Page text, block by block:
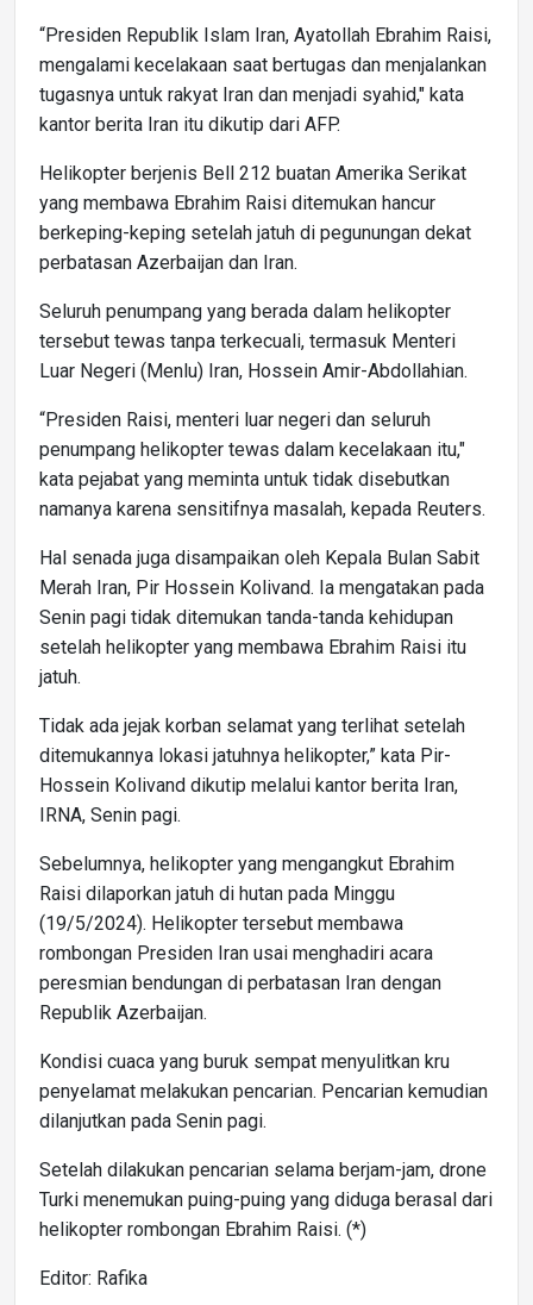
“Presiden Republik Islam Iran, Ayatollah Ebrahim Raisi,
mengalami kecelakaan saat bertugas dan menjalankan
tugasnya untuk rakyat Iran dan menjadi syahid," kata
kantor berita Iran itu dikutip dari AFP.
Helikopter berjenis Bell 212 buatan Amerika Serikat
yang membawa Ebrahim Raisi ditemukan hancur
berkeping-keping setelah jatuh di pegunungan dekat
perbatasan Azerbaijan dan Iran.
Seluruh penumpang yang berada dalam helikopter
tersebut tewas tanpa terkecuali, termasuk Menteri
Luar Negeri (Menlu) Iran, Hossein Amir-Abdollahian.
“Presiden Raisi, menteri luar negeri dan seluruh
penumpang helikopter tewas dalam kecelakaan itu,"
kata pejabat yang meminta untuk tidak disebutkan
namanya karena sensitifnya masalah, kepada Reuters.
Hal senada juga disampaikan oleh Kepala Bulan Sabit
Merah Iran, Pir Hossein Kolivand. Ia mengatakan pada
Senin pagi tidak ditemukan tanda-tanda kehidupan
setelah helikopter yang membawa Ebrahim Raisi itu
jatuh.
Tidak ada jejak korban selamat yang terlihat setelah
ditemukannya lokasi jatuhnya helikopter,” kata Pir-
Hossein Kolivand dikutip melalui kantor berita Iran,
IRNA, Senin pagi.
Sebelumnya, helikopter yang mengangkut Ebrahim
Raisi dilaporkan jatuh di hutan pada Minggu
(19/5/2024). Helikopter tersebut membawa
rombongan Presiden Iran usai menghadiri acara
peresmian bendungan di perbatasan Iran dengan
Republik Azerbaijan.
Kondisi cuaca yang buruk sempat menyulitkan kru
penyelamat melakukan pencarian. Pencarian kemudian
dilanjutkan pada Senin pagi.
Setelah dilakukan pencarian selama berjam-jam, drone
Turki menemukan puing-puing yang diduga berasal dari
helikopter rombongan Ebrahim Raisi. (*)
Editor: Rafika